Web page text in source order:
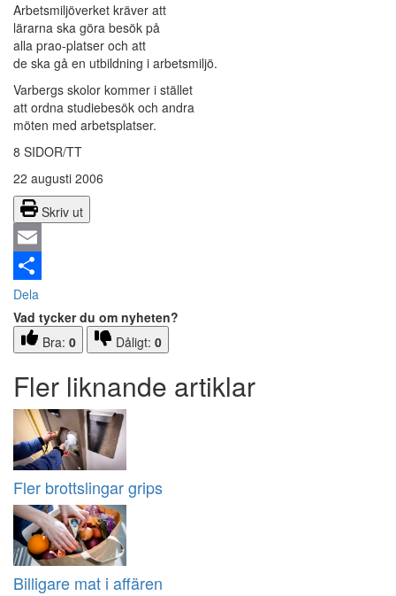
Arbetsmiljöverket kräver att
lärarna ska göra besök på
alla prao-platser och att
de ska gå en utbildning i arbetsmiljö.
Varbergs skolor kommer i stället
att ordna studiebesök och andra
möten med arbetsplatser.
8 SIDOR/TT
22 augusti 2006
Skriv ut
Email
Dela
Vad tycker du om nyheten?
Bra: 0 Dåligt: 0
Fler liknande artiklar
Fler brottslingar grips
Billigare mat i affären